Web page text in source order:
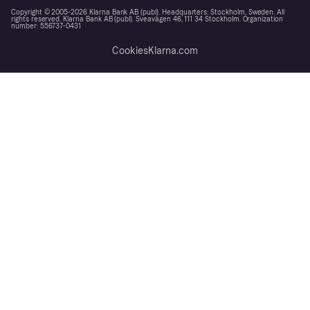
Copyright © 2005-2026 Klarna Bank AB (publ). Headquarters: Stockholm, Sweden. All
rights reserved. Klarna Bank AB (publ). Sveavägen 46, 111 34 Stockholm. Organization
number: 556737-0431
CookiesKlarna.com